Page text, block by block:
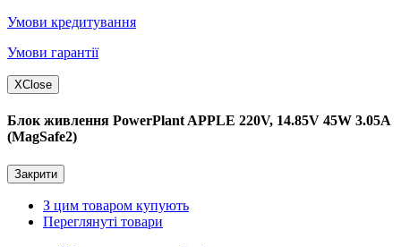
Умови кредитування
Умови гарантії
XClose
Блок живлення PowerPlant APPLE 220V, 14.85V 45W 3.05A
(MagSafe2)
Закрити
З цим товаром купують
Переглянуті товари